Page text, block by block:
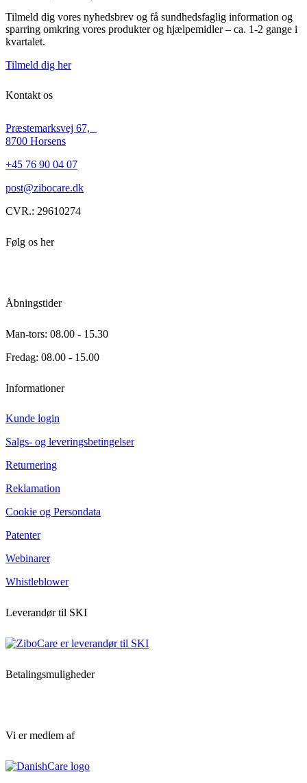
Tilmeld dig vores nyhedsbrev og få sundhedsfaglig information og
sparring omkring vores produkter og hjælpemidler – ca. 1-2 gange i
kvartalet.
Tilmeld dig her
Kontakt os
Præstemarksvej 67,
8700 Horsens
+45 76 90 04 07
post@zibocare.dk
CVR.: 29610274
Følg os her
Åbningstider
Man-tors: 08.00 - 15.30
Fredag: 08.00 - 15.00
Informationer
Kunde login
Salgs- og leveringsbetingelser
Returnering
Reklamation
Cookie og Persondata
Patenter
Webinarer
Whistleblower
Leverandør til SKI
Betalingsmuligheder
Vi er medlem af